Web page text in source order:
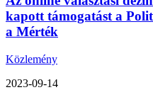
kapott támogatást a
a Mérték
Közlemény
2023-09-14